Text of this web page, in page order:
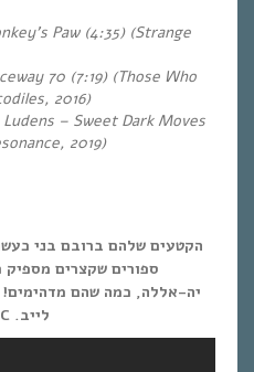
Paw (4:35) (Strange
70 (7:19) (Those Who
2016)
– Sweet Dark Moves
2019)
הקטעים שלהם ברובם בני
ספורים שקצרים מספיק
יה-אללה, כמה שהם מדהימים!
לייב. BCUC.